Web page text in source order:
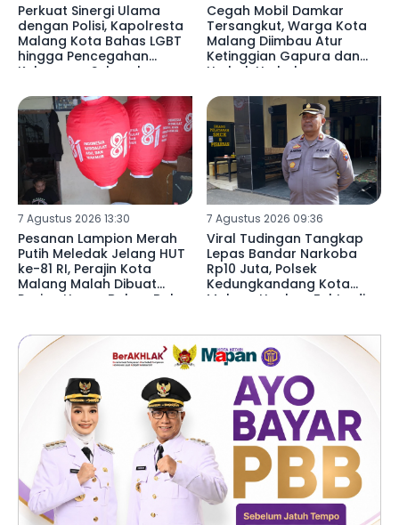
Perkuat Sinergi Ulama
dengan Polisi, Kapolresta
Malang Kota Bahas LGBT
hingga Pencegahan
Kekerasan Seksual
Cegah Mobil Damkar
Tersangkut, Warga Kota
Malang Diimbau Atur
Ketinggian Gapura dan
Umbul-Umbul
7 Agustus 2026 13:30
Pesanan Lampion Merah
Putih Meledak Jelang HUT
ke-81 RI, Perajin Kota
Malang Malah Dibuat
Pusing Harga Bahan Baku
7 Agustus 2026 09:36
Viral Tudingan Tangkap
Lepas Bandar Narkoba
Rp10 Juta, Polsek
Kedungkandang Kota
Malang Ungkap Fakta di